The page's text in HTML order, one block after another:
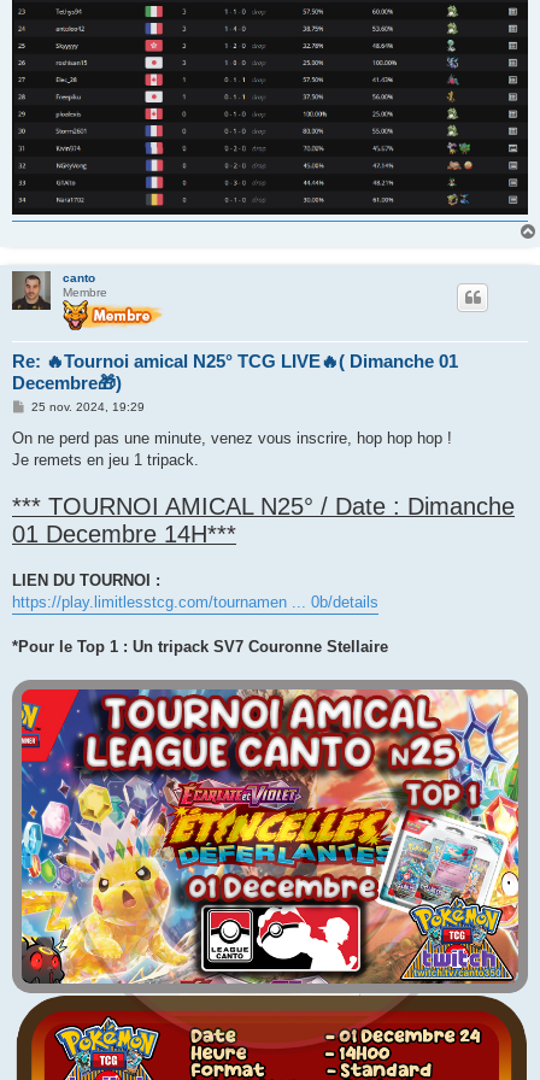
canto
Membre
Re: 🔥Tournoi amical N25° TCG LIVE🔥( Dimanche 01
Decembre🎁)
M
s
a
25 nov. 2024, 19:29
On ne perd pas une minute, venez vous inscrire, hop hop hop !
Je remets en jeu 1 tripack.
*** TOURNOI AMICAL N25° / Date : Dimanche
01 Decembre 14H***
LIEN DU TOURNOI :
https://play.limitlesstcg.com/tournamen ... 0b/details
*Pour le Top 1 : Un tripack SV7 Couronne Stellaire